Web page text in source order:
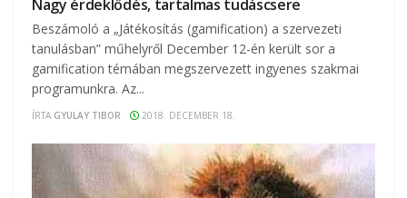
Nagy érdeklődés, tartalmas tudáscsere
Beszámoló a „Játékosítás (gamification) a szervezeti
tanulásban” műhelyről December 12-én került sor a
gamification témában megszervezett ingyenes szakmai
programunkra. Az...
ÍRTA GYULAY TIBOR 2018. DECEMBER 18.